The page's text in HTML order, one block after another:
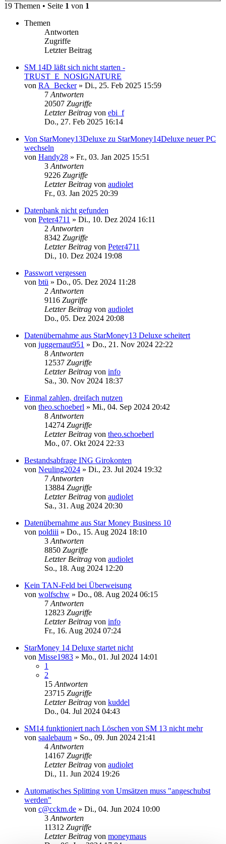
19 Themen • Seite 1 von 1
Themen
Antworten
Zugriffe
Letzter Beitrag
SM 14D läßt sich nicht starten -
TRUST_E_NOSIGNATURE
von RA_Becker» Di., 25. Feb 2025 15:59
7 Antworten
20507 Zugriffe
Letzter Beitrag von ebi_f
Do., 27. Feb 2025 16:14
Von StarMoney13Deluxe zu StarMoney14Deluxe neuer PC
wechseln
von Handy28 » Fr., 03. Jan 2025 15:51
3 Antworten
9226 Zugriffe
Letzter Beitrag von audiolet
Fr., 03. Jan 2025 20:39
Datenbank nicht gefunden
von Peter4711 » Di., 10. Dez 2024 16:11
2 Antworten
8342 Zugriffe
Letzter Beitrag von Peter4711
Di., 10. Dez 2024 19:08
Passwort vergessen
von btü » Do., 05. Dez 2024 11:28
2 Antworten
9116 Zugriffe
Letzter Beitrag von audiolet
Do., 05. Dez 2024 20:08
Datenübernahme aus StarMoney13 Deluxe scheitert
von juggernaut951 » Do., 21. Nov 2024 22:22
8 Antworten
12537 Zugriffe
Letzter Beitrag von info
Sa., 30. Nov 2024 18:37
Einmal zahlen, dreifach nutzen
von theo.schoeberl » Mi., 04. Sep 2024 20:42
8 Antworten
14274 Zugriffe
Letzter Beitrag von theo.schoeberl
Mo., 07. Okt 2024 22:33
Bestandsabfrage ING Girokonten
von Neuling2024 » Di., 23. Jul 2024 19:32
7 Antworten
13884 Zugriffe
Letzter Beitrag von audiolet
Sa., 31. Aug 2024 20:30
Datenübernahme aus Star Money Business 10
von poldiii » Do., 15. Aug 2024 18:10
3 Antworten
8850 Zugriffe
Letzter Beitrag von audiolet
So., 18. Aug 2024 12:20
Kein TAN-Feld bei Überweisung
von wolfschw » Do., 08. Aug 2024 06:15
7 Antworten
12823 Zugriffe
Letzter Beitrag von info
Fr., 16. Aug 2024 07:24
StarMoney 14 Deluxe startet nicht
von Misse1983 » Mo., 01. Jul 2024 14:01
1
2
15 Antworten
23715 Zugriffe
Letzter Beitrag von kuddel
Do., 04. Jul 2024 04:43
SM14 funktioniert nach Löschen von SM 13 nicht mehr
von saalebaum » So., 09. Jun 2024 21:41
4 Antworten
14167 Zugriffe
Letzter Beitrag von audiolet
Di., 11. Jun 2024 19:26
Automatisches Splitting von Umsätzen muss "angeschubst
werden"
von c@cckm.de » Di., 04. Jun 2024 10:00
3 Antworten
11312 Zugriffe
Letzter Beitrag von moneymaus